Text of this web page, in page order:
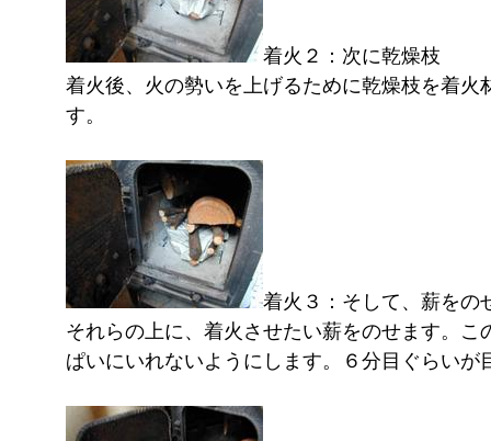
着火２：次に乾燥枝
着火後、火の勢いを上げるために乾燥枝を着火
す。
着火３：そして、薪をの
それらの上に、着火させたい薪をのせます。こ
ぱいにいれないようにします。６分目ぐらいが